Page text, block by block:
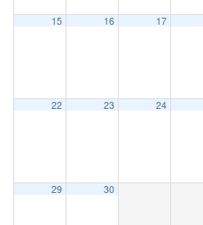
15 16 17
22 23 24
29 30